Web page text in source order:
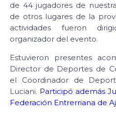
de 44 jugadores de
de otros lugares de la
actividades fueron
organizador del evento.
Estuvieron presentes
Director de Deportes de
el Coordinador de
Luciani. Participó además
Federación Entrerriana de